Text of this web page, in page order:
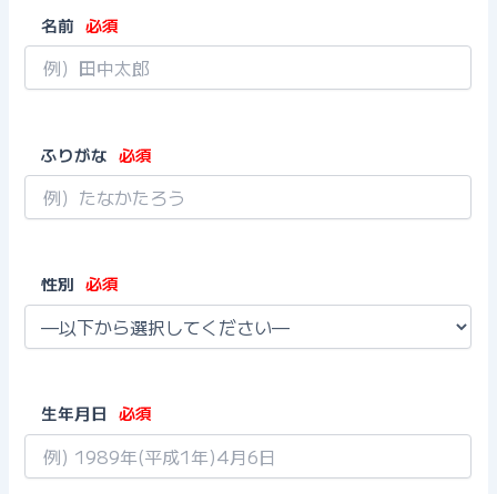
名前 必須
ふりがな 必須
性別 必須
生年月日 必須